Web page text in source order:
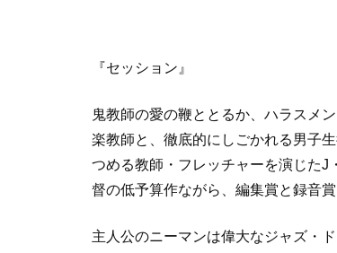
『セッション』
鬼教師の愛の鞭ととるか、ハラスメ
楽教師と、徹底的にしごかれる男子
つめる教師・フレッチャーを演じたJ
督の低予算作ながら、編集賞と録音
主人公のニーマンは偉大なジャズ・